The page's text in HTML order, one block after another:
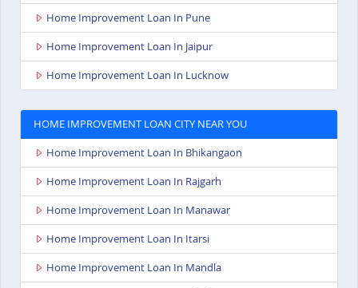
Home Improvement Loan In Pune
Home Improvement Loan In Jaipur
Home Improvement Loan In Lucknow
HOME IMPROVEMENT LOAN CITY NEAR YOU
Home Improvement Loan In Bhikangaon
Home Improvement Loan In Rajgarh
Home Improvement Loan In Manawar
Home Improvement Loan In Itarsi
Home Improvement Loan In Mandla